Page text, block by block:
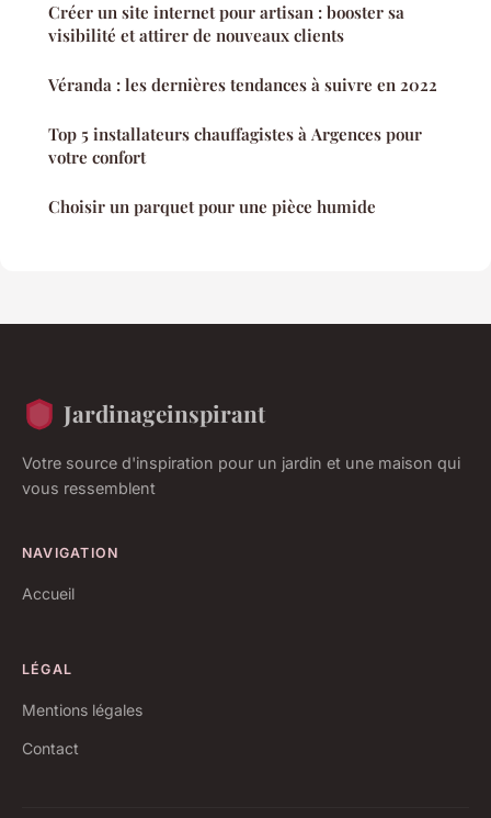
Créer un site internet pour artisan : booster sa
visibilité et attirer de nouveaux clients
Véranda : les dernières tendances à suivre en 2022
Top 5 installateurs chauffagistes à Argences pour
votre confort
Choisir un parquet pour une pièce humide
Jardinageinspirant
Votre source d'inspiration pour un jardin et une maison qui
vous ressemblent
NAVIGATION
Accueil
LÉGAL
Mentions légales
Contact